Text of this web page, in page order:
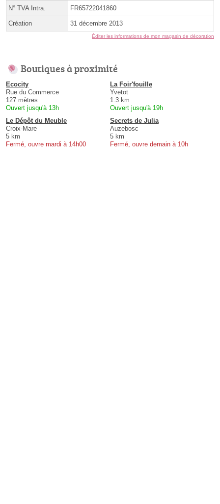
N° TVA Intra. FR65722041860
Création 31 décembre 2013
Éditer les informations de mon magasin de décoration
Boutiques à proximité
Ecocity
Rue du Commerce
127 mètres
Ouvert jusqu'à 13h
La Foir'fouille
Yvetot
1.3 km
Ouvert jusqu'à 19h
Le Dépôt du Meuble
Croix-Mare
5 km
Fermé, ouvre mardi à 14h00
Secrets de Julia
Auzebosc
5 km
Fermé, ouvre demain à 10h